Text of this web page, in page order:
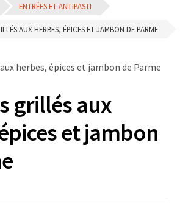
ENTRÉES ET ANTIPASTI
AUX HERBES, ÉPICES ET JAMBON DE PARME
grillés aux
et jambon